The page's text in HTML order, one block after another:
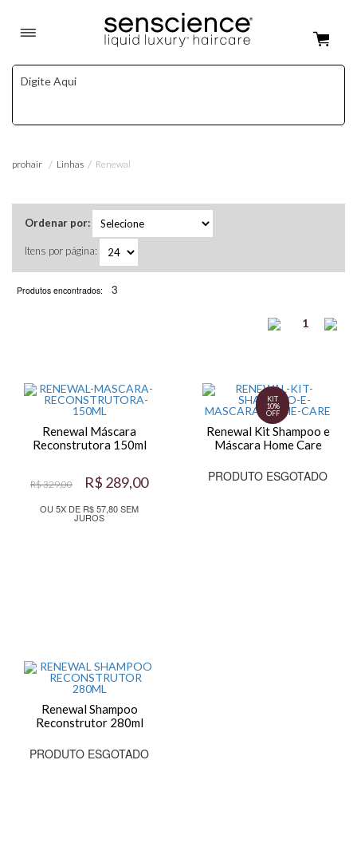
prohair Linhas Renewal
Ordenar por:
Itens por página:
Produtos encontrados: 3
1
Renewal Máscara
Reconstrutora 150ml
R$ 329,00 R$ 289,00
OU 5X DE R$ 57,80 SEM
JUROS
KIT
10%
OFF
Renewal Kit Shampoo e
Máscara Home Care
PRODUTO ESGOTADO
Renewal Shampoo
Reconstrutor 280ml
PRODUTO ESGOTADO